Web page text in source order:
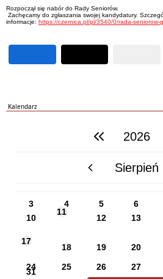
Rozpoczął się nabór do Rady Seniorów.
Zachęcamy do zgłaszania swojej kandydatury.
informacje: https://czernica.pl/pl/3540/0/rada-seniorow-
Kalendarz
poprzedni rok2026
poprzedni miesiącSierpień
3 4 5 6
10
11
12 13
17
18 19 20
24 25 26 27
31